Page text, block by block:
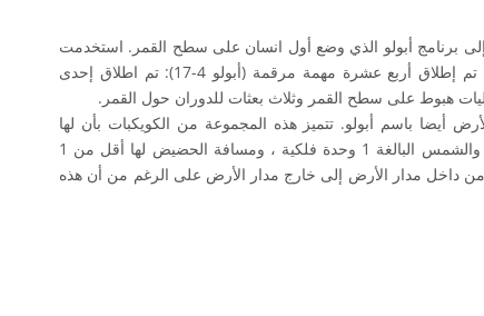
إلى برنامج أبولو الذي وضع أول انسان على سطح القمر. استخدمت
هذه البعثات في الغالب صاروخ زحل خمسة. في المجموع ، تم إطلاق أربع عشرة مهمة مرقمة (أبولو 4-17): تم اطلاق إحدى
هبوط على سطح القمر وثلاث بعثات للدوران حول القمر.
أيضا باسم أبولو. تتميز هذه المجموعة من الكويكبات بأن لها
محورا شبه رئيسي أكبر من المسافة التي تفصل بين الأرض والشمس البالغة 1 وحدة فلكية ، ومسافة الحضيض لها أقل من 1
من داخل مدار الأرض إلى خارج مدار الأرض على الرغم من أن هذه